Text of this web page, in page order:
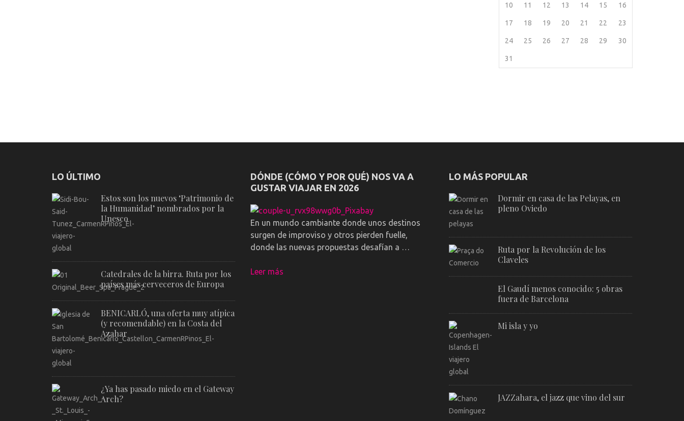
10 11 12 13 14 15 16
17 18 19 20 21 22 23
24 25 26 27 28 29 30
31
LO ÚLTIMO
Estos son los nuevos ‘Patrimonio de
la Humanidad’ nombrados por la
Unesco
Catedrales de la birra. Ruta por los
países más cerveceros de Europa
BENICARLÓ, una oferta muy atípica
(y recomendable) en la Costa del
Azahar
¿Ya has pasado miedo en el Gateway
Arch?
DÓNDE (CÓMO Y POR QUÉ) NOS VA A
GUSTAR VIAJAR EN 2026
En un mundo cambiante donde unos destinos
surgen de improviso y otros pierden fuelle,
donde las nuevas propuestas desafían a …
Leer más
LO MÁS POPULAR
Dormir en casa de las Pelayas, en
pleno Oviedo
Ruta por la Revolución de los
Claveles
El Gaudí menos conocido: 5 obras
fuera de Barcelona
Mi isla y yo
JAZZahara, el jazz que vino del sur